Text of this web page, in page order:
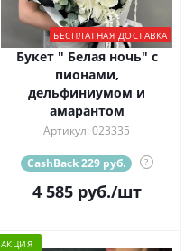
БЕСПЛАТНАЯ ДОСТАВКА
Букет " Белая ночь" с
пионами,
дельфиниумом и
амарантом
Артикул: 023335
CashBack 229 руб. ?
4 585руб./шт
АКЦИЯ